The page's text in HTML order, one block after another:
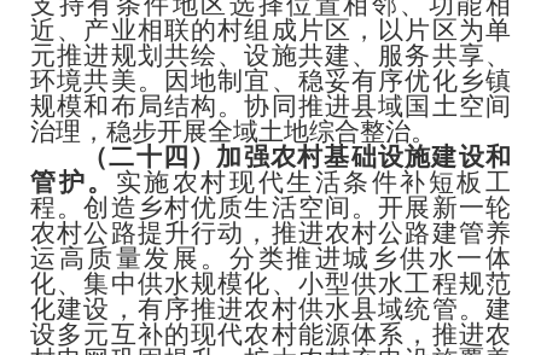
近、产业相联的村组成片区，以片区为单
元推进规划共绘、设施共建、服务共享、
环境共美。因地制宜、稳妥有序优化乡镇
规模和布局结构。协同推进县域国土空间
治理，稳步开展全域土地综合整治。
（二十四）加强农村基础设施建设和
管护。 实施农村现代生活条件补短板工
程。创造乡村优质生活空间。开展新一轮
农村公路提升行动，推进农村公路建管养
运高质量发展。分类推进城乡供水一体
化、集中供水规模化、小型供水工程规范
化建设，有序推进农村供水县域统管。建
设多元互补的现代农村能源体系，推进农